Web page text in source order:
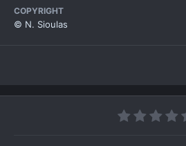
COPYRIGHT
© N. Sioulas